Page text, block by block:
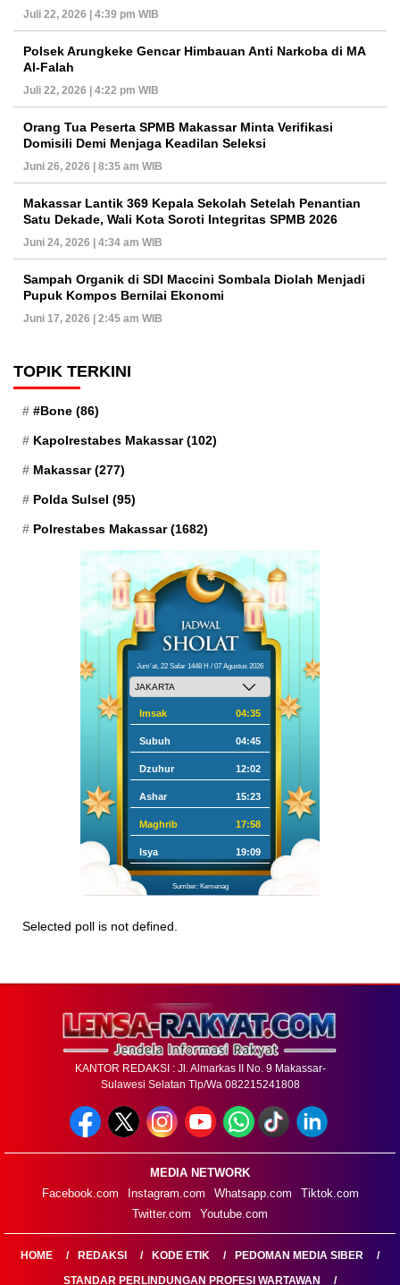
Juli 22, 2026 | 4:39 pm WIB
Polsek Arungkeke Gencar Himbauan Anti Narkoba di MA
Al-Falah
Juli 22, 2026 | 4:22 pm WIB
Orang Tua Peserta SPMB Makassar Minta Verifikasi
Domisili Demi Menjaga Keadilan Seleksi
Juni 26, 2026 | 8:35 am WIB
Makassar Lantik 369 Kepala Sekolah Setelah Penantian
Satu Dekade, Wali Kota Soroti Integritas SPMB 2026
Juni 24, 2026 | 4:34 am WIB
Sampah Organik di SDI Maccini Sombala Diolah Menjadi
Pupuk Kompos Bernilai Ekonomi
Juni 17, 2026 | 2:45 am WIB
TOPIK TERKINI
#Bone (86)
Kapolrestabes Makassar(102)
Makassar(277)
Polda Sulsel (95)
Polrestabes Makassar(1682)
Jum'at, 22 Safar 1448 H / 07 Agustus 2026
Imsak 04:35
Subuh 04:45
Dzuhur 12:02
Ashar 15:23
Maghrib 17:58
Isya 19:09
Sumber: Kemenag
Selected poll is not defined.
KANTOR REDAKSI : Jl. Almarkas II No. 9 Makassar-
Sulawesi Selatan Tlp/Wa 082215241808
MEDIA NETWORK
Facebook.com
Instagram.com Whatsapp.com
Tiktok.com
Twitter.com
Youtube.com
HOME REDAKSI KODE ETIK
PEDOMAN MEDIA SIBER
STANDAR PERLINDUNGAN PROFESI WARTAWAN